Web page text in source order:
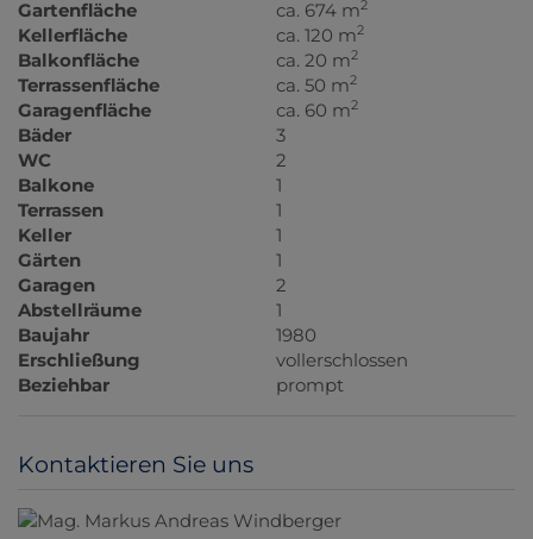
Gartenfläche ca. 674 m2
Kellerfläche ca. 120 m2
Balkonfläche ca. 20 m2
Terrassenfläche ca. 50 m2
Garagenfläche ca. 60 m2
Bäder
3
WC
2
Balkone
1
Terrassen
1
Keller
1
Gärten
1
Garagen
2
Abstellräume
1
Baujahr
1980
Erschließung
vollerschlossen
Beziehbar
prompt
Kontaktieren Sie uns